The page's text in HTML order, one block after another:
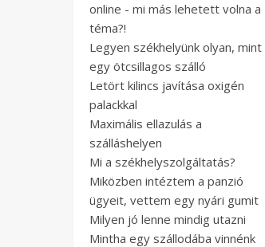
online - mi más lehetett volna a
téma?!
Legyen székhelyünk olyan, mint
egy ötcsillagos szálló
Letört kilincs javítása oxigén
palackkal
Maximális ellazulás a
szálláshelyen
Mi a székhelyszolgáltatás?
Miközben intéztem a panzió
ügyeit, vettem egy nyári gumit
Milyen jó lenne mindig utazni
Mintha egy szállodába vinnénk